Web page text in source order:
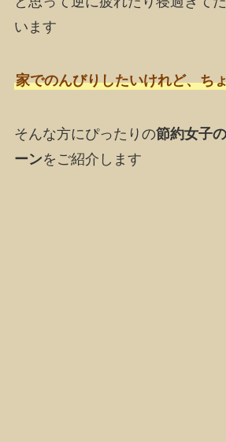
います
家でのんびりしたいけれど、ち
そんな方にぴったりの節約女子
ーンをご紹介します